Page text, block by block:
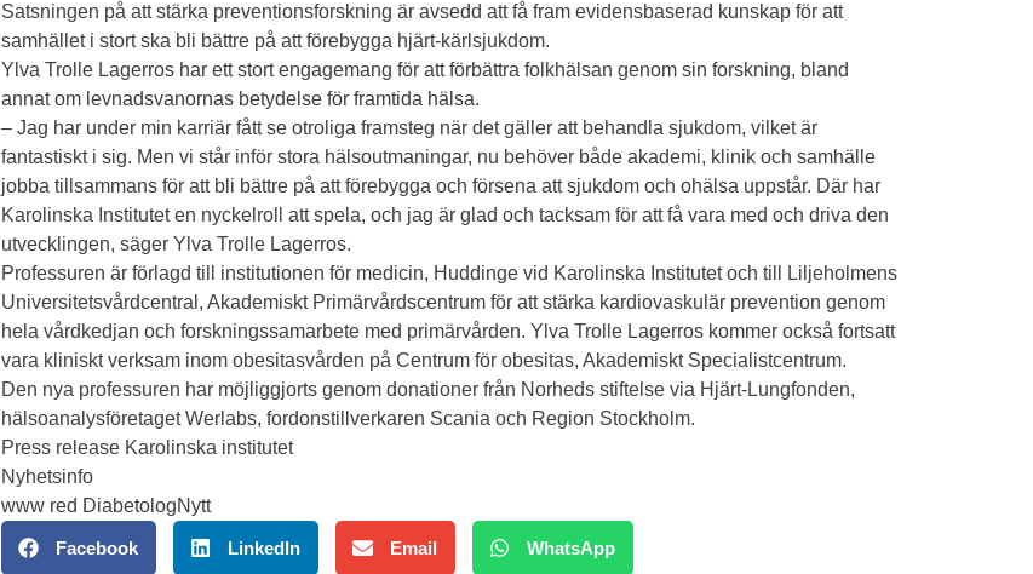
Satsningen på att stärka preventionsforskning är avsedd att få fram evidensbaserad kunskap för att
samhället i stort ska bli bättre på att förebygga hjärt-kärlsjukdom.
Ylva Trolle Lagerros har ett stort engagemang för att förbättra folkhälsan genom sin forskning, bland
annat om levnadsvanornas betydelse för framtida hälsa.
– Jag har under min karriär fått se otroliga framsteg när det gäller att behandla sjukdom, vilket är
fantastiskt i sig. Men vi står inför stora hälsoutmaningar, nu behöver både akademi, klinik och samhälle
jobba tillsammans för att bli bättre på att förebygga och försena att sjukdom och ohälsa uppstår. Där har
Karolinska Institutet en nyckelroll att spela, och jag är glad och tacksam för att få vara med och driva den
utvecklingen, säger Ylva Trolle Lagerros.
Professuren är förlagd till institutionen för medicin, Huddinge vid Karolinska Institutet och till Liljeholmens
Universitetsvårdcentral, Akademiskt Primärvårdscentrum för att stärka kardiovaskulär prevention genom
hela vårdkedjan och forskningssamarbete med primärvården. Ylva Trolle Lagerros kommer också fortsatt
vara kliniskt verksam inom obesitasvården på Centrum för obesitas, Akademiskt Specialistcentrum.
Den nya professuren har möjliggjorts genom donationer från Norheds stiftelse via Hjärt-Lungfonden,
hälsoanalysföretaget Werlabs, fordonstillverkaren Scania och Region Stockholm.
Press release Karolinska institutet
Nyhetsinfo
www red DiabetologNytt
Facebook LinkedIn Email WhatsApp